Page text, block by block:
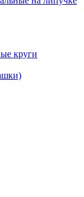
круги